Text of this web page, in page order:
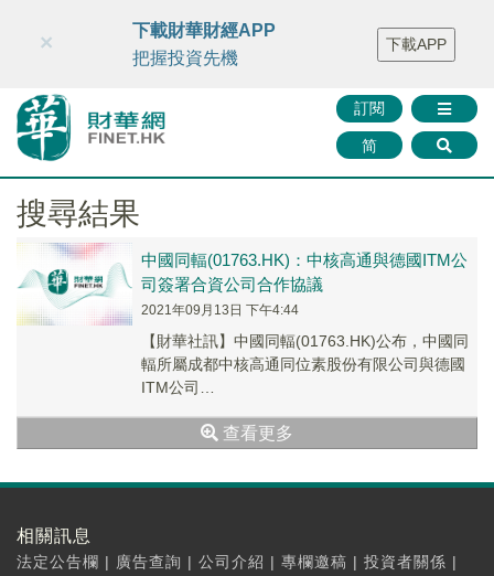
財華智庫網 FINTV FINMETA 財華證券 媒體矩陣
智庫沙龍
聯絡我們
訂閱
简
×
下載財華財經APP
把握投資先機
下載APP
搜尋結果
中國同輻(01763.HK)：中核高通與德國ITM公
司簽署合資公司合作協議
2021年09月13日 下午4:44
【財華社訊】中國同輻(01763.HK)公布，中國同
輻所屬成都中核高通同位素股份有限公司與德國
ITM公司
查看更多
相關訊息
法定公告欄 | 廣告查詢 | 公司介紹 | 專欄邀稿 | 投資者關係 |